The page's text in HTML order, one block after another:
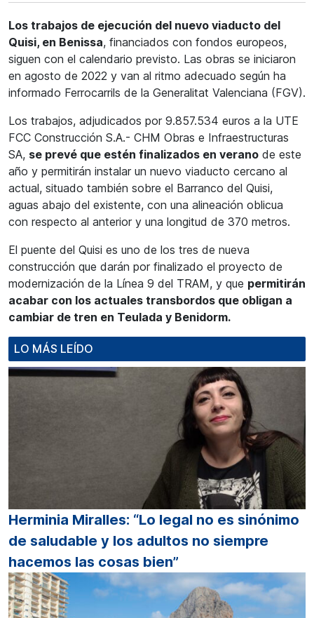
Los trabajos de ejecución del nuevo viaducto del
Quisi, en Benissa, financiados con fondos europeos,
siguen con el calendario previsto. Las obras se iniciaron
en agosto de 2022 y van al ritmo adecuado según ha
informado Ferrocarrils de la Generalitat Valenciana (FGV).
Los trabajos, adjudicados por 9.857.534 euros a la UTE
FCC Construcción S.A.- CHM Obras e Infraestructuras
SA, se prevé que estén finalizados en verano de este
año y permitirán instalar un nuevo viaducto cercano al
actual, situado también sobre el Barranco del Quisi,
aguas abajo del existente, con una alineación oblicua
con respecto al anterior y una longitud de 370 metros.
El puente del Quisi es uno de los tres de nueva
construcción que darán por finalizado el proyecto de
modernización de la Línea 9 del TRAM, y que permitirán
acabar con los actuales transbordos que obligan a
cambiar de tren en Teulada y Benidorm.
LO MÁS LEÍDO
Herminia Miralles: “Lo legal no es sinónimo
de saludable y los adultos no siempre
hacemos las cosas bien”